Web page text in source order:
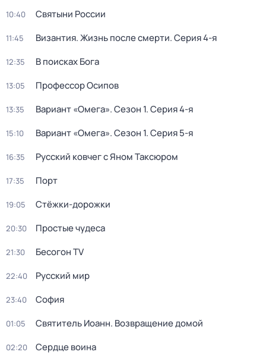
10:40 Святыни России
11:45 Византия. Жизнь после смерти. Серия 4-я
12:35 В поисках Бога
13:05 Пpофессор Осипoв
13:35 Вариант «Омега». Сезон 1. Серия 4-я
15:10 Вариант «Омега». Сезон 1. Серия 5-я
16:35 Русский ковчег с Яном Таксюром
17:35 Порт
19:05 Стёжки-дорожки
20:30 Простые чудеса
21:30 Бесогон TV
22:40 Русский мир
23:40 София
01:05 Святитель Иоанн. Возвращение домой
02:20 Сердце воина